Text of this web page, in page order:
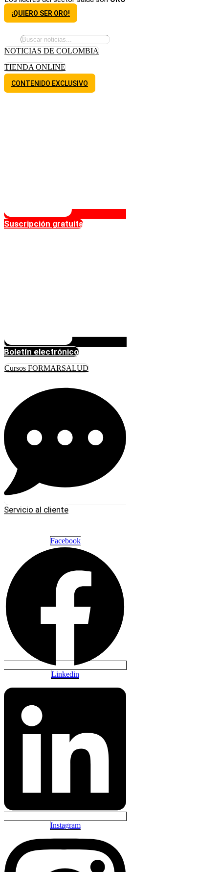
¡QUIERO SER ORO!
NOTICIAS DE COLOMBIA
TIENDA ONLINE
CONTENIDO EXCLUSIVO
Suscripción gratuita
Boletín electrónico
Cursos FORMARSALUD
Servicio al cliente
Facebook
Linkedin
Instagram